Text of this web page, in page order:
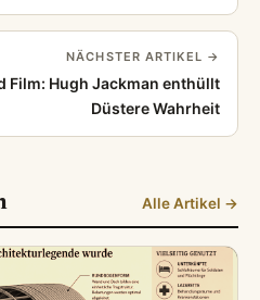
NÄCHSTER ARTIKEL →
Film: Hugh Jackman enthüllt
Düstere Wahrheit
Alle Artikel →